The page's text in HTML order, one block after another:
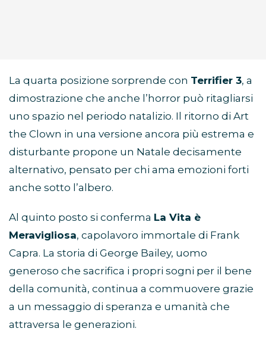
La quarta posizione sorprende con Terrifier 3, a
dimostrazione che anche l’horror può ritagliarsi
uno spazio nel periodo natalizio. Il ritorno di Art
the Clown in una versione ancora più estrema e
disturbante propone un Natale decisamente
alternativo, pensato per chi ama emozioni forti
anche sotto l’albero.
Al quinto posto si conferma La Vita è
Meravigliosa, capolavoro immortale di Frank
Capra. La storia di George Bailey, uomo
generoso che sacrifica i propri sogni per il bene
della comunità, continua a commuovere grazie
a un messaggio di speranza e umanità che
attraversa le generazioni.